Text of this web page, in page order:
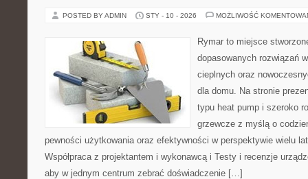
POSTED BY ADMIN STY - 10 - 2026 MOŻLIWOŚĆ
Rymar to miejsce
dopasowanych rozwiązań
cieplnych oraz
dla domu. Na stronie
typu heat pump i szeroko
grzewcze z myślą o
pewności użytkowania oraz efektywności w perspektywie wielu
Współpraca z projektantem i wykonawcą i Testy i recenzje
aby w jednym centrum zebrać doświadczenie […]